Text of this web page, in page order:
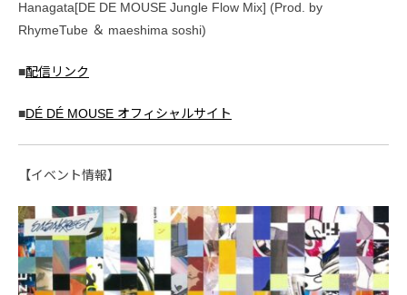
Hanagata[DE DE MOUSE Jungle Flow Mix] (Prod. by
RhymeTube ＆ maeshima soshi)
■配信リンク
■DÉ DÉ MOUSE オフィシャルサイト
【イベント情報】